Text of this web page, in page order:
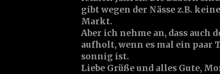
gibt wegen der Nässe z.B.
Markt.
Aber ich nehme an, dass auch
aufholt, wenn es mal ein paar
sonnig ist.
Liebe Grüße und alles Gute,